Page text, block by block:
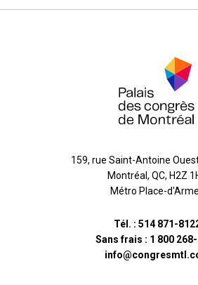
159, rue Saint-Antoine
Montréal, QC, H2Z
Métro Place-
Tél. : 514 871-
Sans frais : 1 800